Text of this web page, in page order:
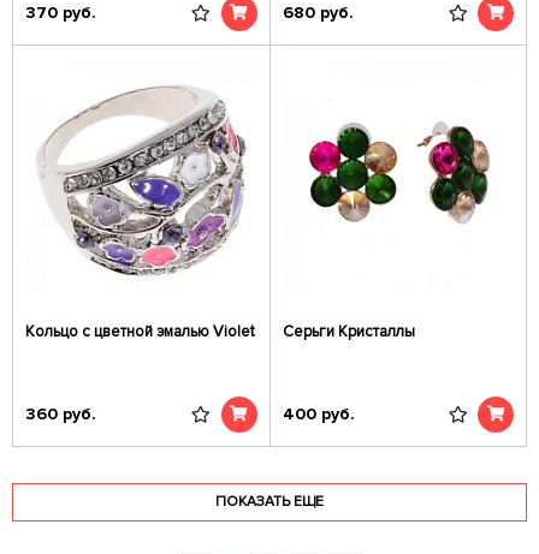
370 руб. 680 руб.
Кольцо с цветной эмалью Violet
360 руб.
Серьги Кристаллы
400 руб.
ПОКАЗАТЬ ЕЩЕ